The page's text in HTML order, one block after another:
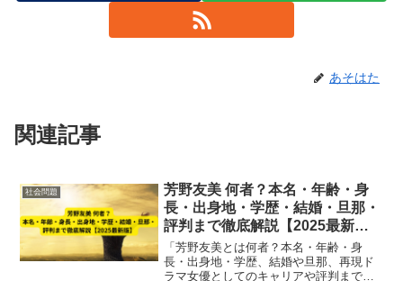
あそはた
関連記事
社会問題
芳野友美 何者？本名・年齢・身
長・出身地・学歴・結婚・旦那・
評判まで徹底解説【2025最新
版】
「芳野友美とは何者？本名・年齢・身
長・出身地・学歴、結婚や旦那、再現ド
ラマ女優としてのキャリアや評判まで徹